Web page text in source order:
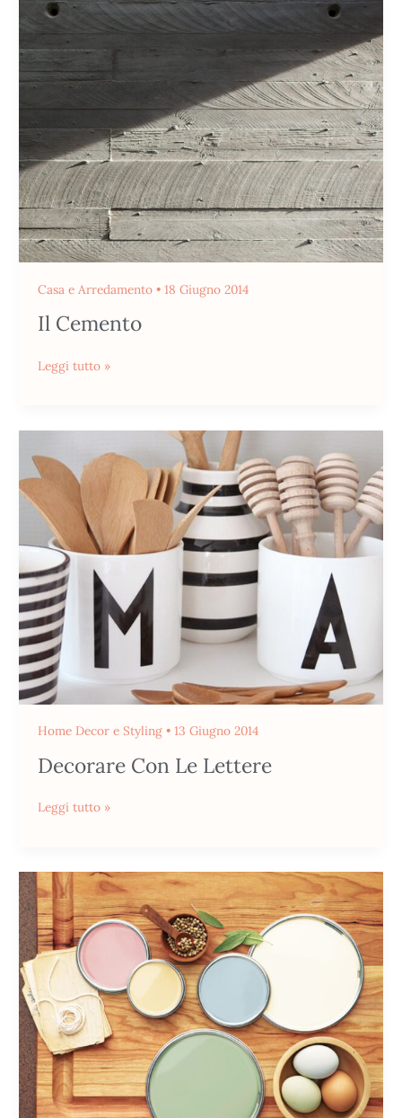
Casa e Arredamento• 18 Giugno 2014
Il Cemento
Cemento
Leggi tutto »
Home Decor e Styling• 13 Giugno 2014
Decorare Con Le Lettere
Con
Lettere
Leggi tutto »
Trend
Pastello